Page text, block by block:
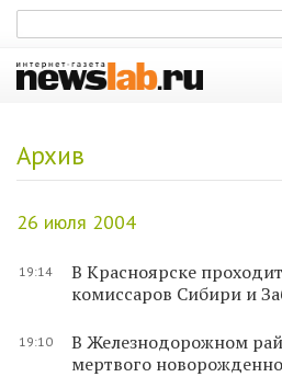
Архив
26 июля 2004
19:14
В Красноярске
комиссаров Сибири и
19:10
В Железнодорожном
мертвого